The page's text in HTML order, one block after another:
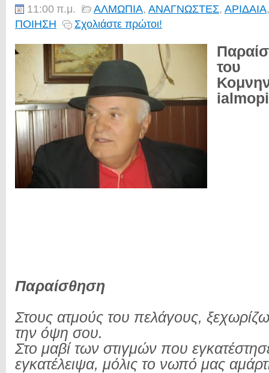
11:00 π.μ. ΑΛΜΩΠΙΑ, ΑΝΑΓΝΩΣΤΕΣ, ΑΡΙΔΑΙΑ
ΠΟΙΗΣΗ
Σχολιάστε πρώτοι!
Παραίσθηση
Στους ατμούς του πελάγους, ξεχωρίζω
την όψη σου.
Στο μαβί των στιγμών που
εγκατέλειψα, μόλις το νωπό μας